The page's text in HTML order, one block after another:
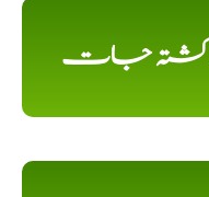
اورکشتہ جات